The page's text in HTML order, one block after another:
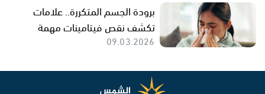
برودة الجسم المتكررة.. علامات
تكشف نقص فيتامينات مهمة
09.03.2026